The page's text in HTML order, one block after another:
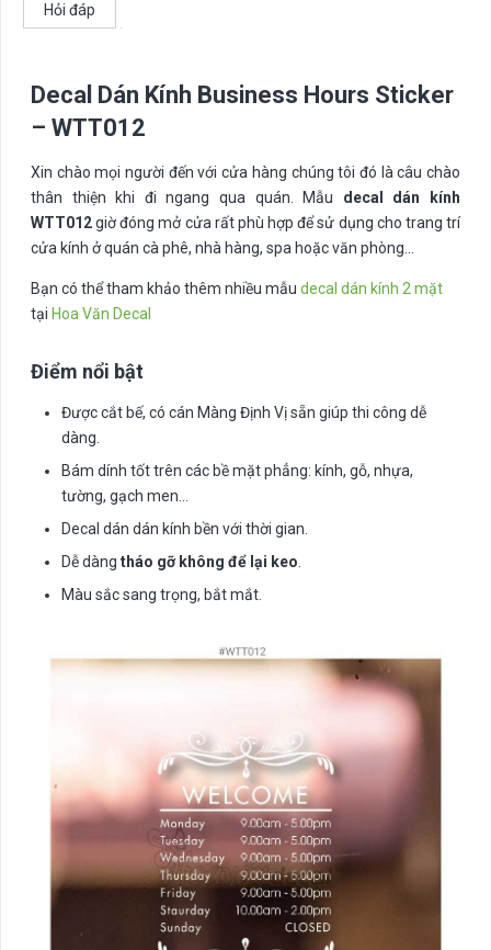
Hỏi đáp
Decal Dán Kính Business Hours Sticker
– WTT012
Xin chào mọi người đến với cửa hàng chúng tôi đó là câu chào
thân thiện khi đi ngang qua quán. Mẫu decal dán kính
WTT012giờ đóng mở cửa rất phù hợp để sử dụng cho trang trí
cửa kính ở quán cà phê, nhà hàng, spa hoặc văn phòng…
Bạn có thể tham khảo thêm nhiều mẫu decal dán kính 2 mặt
tại Hoa Văn Decal
Điểm nổi bật
Được cắt bế, có cán Màng Định Vị sẵn giúp thi công dễ
dàng.
Bám dính tốt trên các bề mặt phẳng: kính, gỗ, nhựa,
tường, gạch men…
Decal dán dán kính bền với thời gian.
Dễ dàng tháo gỡ không để lại keo.
Màu sắc sang trọng, bắt mắt.